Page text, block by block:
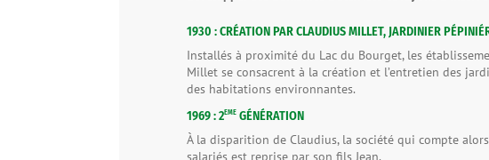
1930 : CRÉATION PAR CLAUDIUS MILLET, JARDINIER
Installés à proximité du Lac du Bourget, les
Millet se consacrent à la création et l’entretien des
des habitations environnantes.
1969 : 2EMEGÉNÉRATION
À la disparition de Claudius, la société qui compte
salariés est reprise par son fils Jean.